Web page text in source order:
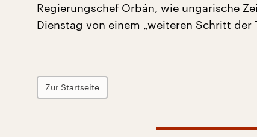
Regierungschef Orbán, wie ungarische
Dienstag von einem „weiteren Schritt der
Zur Startseite